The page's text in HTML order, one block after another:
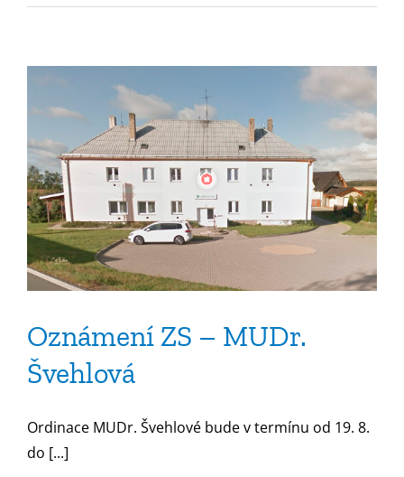
s
MUDr.
Švehlová
Oznámení ZS – MUDr.
Švehlová
Ordinace MUDr. Švehlové bude v termínu od 19. 8.
do [...]